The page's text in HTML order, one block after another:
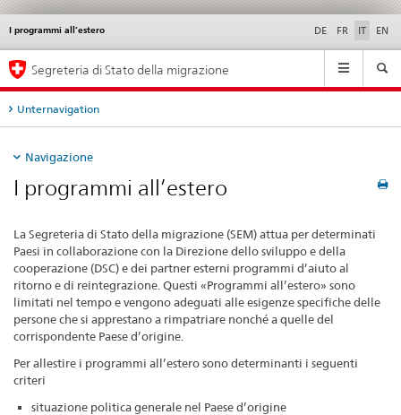
I programmi all’estero DE FR IT EN
Service
Navigation
Segreteria di Stato della migrazione
Unternavigation
Navigazione
I programmi all’estero
La Segreteria di Stato della migrazione (SEM) attua per determinati
Paesi in collaborazione con la Direzione dello sviluppo e della
cooperazione (DSC) e dei partner esterni programmi d’aiuto al
ritorno e di reintegrazione. Questi «Programmi all’estero» sono
limitati nel tempo e vengono adeguati alle esigenze specifiche delle
persone che si apprestano a rimpatriare nonché a quelle del
corrispondente Paese d’origine.
Per allestire i programmi all’estero sono determinanti i seguenti
criteri
situazione politica generale nel Paese d’origine